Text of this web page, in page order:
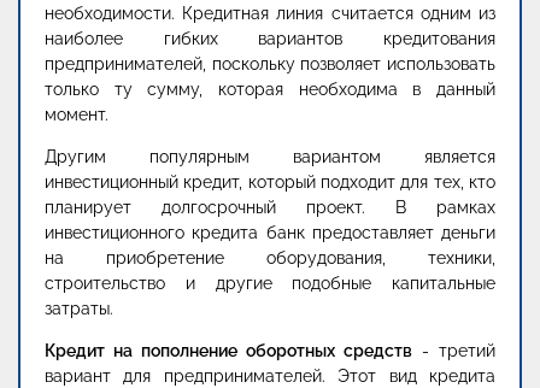
необходимости. Кредитная линия считается одним из
наиболее гибких вариантов кредитования
предпринимателей, поскольку позволяет использовать
только ту сумму, которая необходима в данный
момент.
Другим популярным вариантом является
инвестиционный кредит, который подходит для тех, кто
планирует долгосрочный проект. В рамках
инвестиционного кредита банк предоставляет деньги
на приобретение оборудования, техники,
строительство и другие подобные капитальные
затраты.
Кредит на пополнение оборотных средств - третий
вариант для предпринимателей. Этот вид кредита